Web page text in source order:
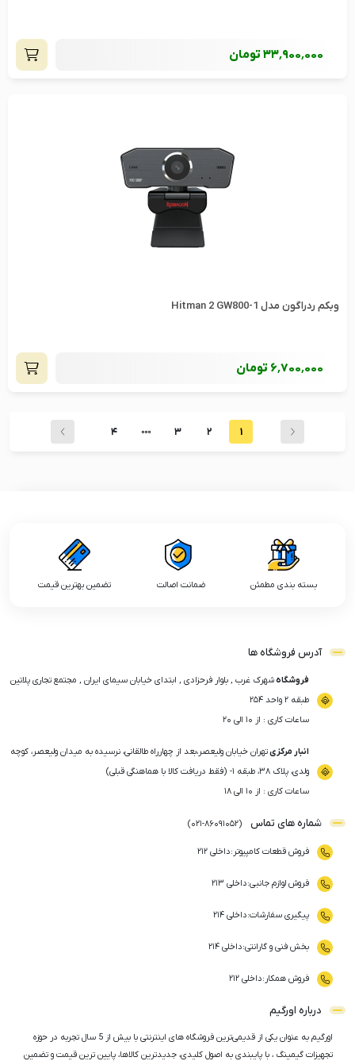
33٬900٬000تومان
وبکم ردراگون مدل 1-Hitman 2 GW800
6٬700٬000 تومان
1
2
3
4
بسته بندی مطمئن ضمانت اصالت تضمین بهترین قیمت
آدرس فروشگاه ها
فروشگاهشهرک غرب , بلوار فرحزادی , ابتدای خیابان سیمای ایران , مجتمع تجاری پلاتین
طبقه ۲ واحد ۲۵۴
ساعات کاری : از ۱۰ الی ۲۰
انبار مرکزیتهران خیابان ولیعصر،بعد از چهارراه طالقانی، نرسیده به میدان ولیعصر، کوچه
ولدی، پلاک ۳۸، طبقه ۱- (فقط دریافت کالا با هماهنگی قبلی)
ساعات کاری : از ۱۰ الی ۱۸
شماره های تماس (
021-86091052
)
فروش قطعات کامپیوتر :داخلی ۲۱۲
فروش لوازم جانبی:داخلی ۲۱۳
پیگیری سفارشات:داخلی ۲۱۴
بخش فنی و گارانتی:داخلی ۲۱۴
فروش همکار :داخلی ۲۱۲
درباره اورگیم
اورگیم به عنوان یکی از قدیمی‌ترین فروشگاه های اینترنتی با بیش از 5 سال تجربه در حوزه
تجهیزات گیمینگ ، با پایبندی به اصول کلیدی، جدیدترین کالاها، پایین ترین قیمت و تضمین